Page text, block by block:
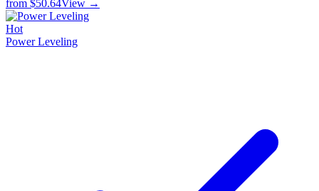
from $50.64View →
Hot
Power Leveling